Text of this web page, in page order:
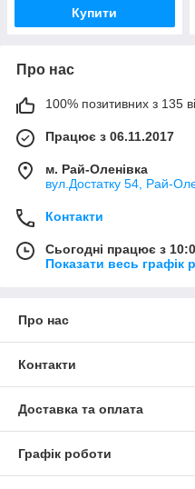
Купити
Про нас
100% позитивних з 135
Працює з 06.11.2017
м. Рай-Оленівка
вул.Достатку 54, Рай-
Контакти
Сьогодні працює з
Показати весь графік
Про нас
Контакти
Доставка та оплата
Графік роботи